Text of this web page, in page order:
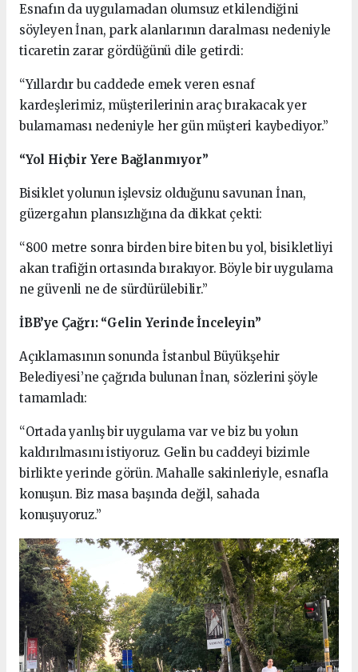
Esnafın da uygulamadan olumsuz etkilendiğini
söyleyen İnan, park alanlarının daralması nedeniyle
ticaretin zarar gördüğünü dile getirdi:
“Yıllardır bu caddede emek veren esnaf
kardeşlerimiz, müşterilerinin araç bırakacak yer
bulamaması nedeniyle her gün müşteri kaybediyor.”
“Yol Hiçbir Yere Bağlanmıyor”
Bisiklet yolunun işlevsiz olduğunu savunan İnan,
güzergahın plansızlığına da dikkat çekti:
“800 metre sonra birden bire biten bu yol, bisikletliyi
akan trafiğin ortasında bırakıyor. Böyle bir uygulama
ne güvenli ne de sürdürülebilir.”
İBB’ye Çağrı: “Gelin Yerinde İnceleyin”
Açıklamasının sonunda İstanbul Büyükşehir
Belediyesi’ne çağrıda bulunan İnan, sözlerini şöyle
tamamladı:
“Ortada yanlış bir uygulama var ve biz bu yolun
kaldırılmasını istiyoruz. Gelin bu caddeyi bizimle
birlikte yerinde görün. Mahalle sakinleriyle, esnafla
konuşun. Biz masa başında değil, sahada
konuşuyoruz.”